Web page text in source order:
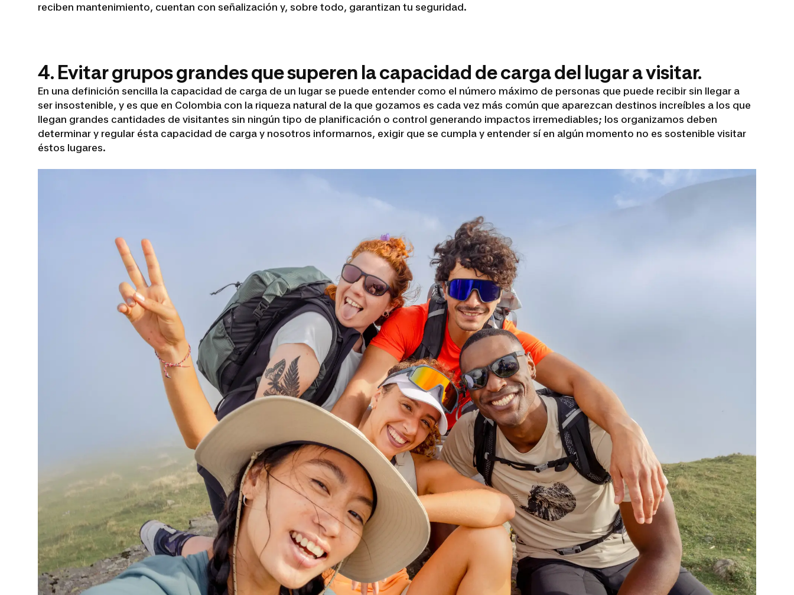
reciben mantenimiento, cuentan con señalización y, sobre todo, garantizan tu seguridad.
4. Evitar grupos grandes que superen la capacidad de carga del lugar a visitar.
En una definición sencilla la capacidad de carga de un lugar se puede entender como el número máximo de personas que puede recibir sin llegar a
ser insostenible, y es que en Colombia con la riqueza natural de la que gozamos es cada vez más común que aparezcan destinos increíbles a los que
llegan grandes cantidades de visitantes sin ningún tipo de planificación o control generando impactos irremediables; los organizamos deben
determinar y regular ésta capacidad de carga y nosotros informarnos, exigir que se cumpla y entender sí en algún momento no es sostenible visitar
éstos lugares.